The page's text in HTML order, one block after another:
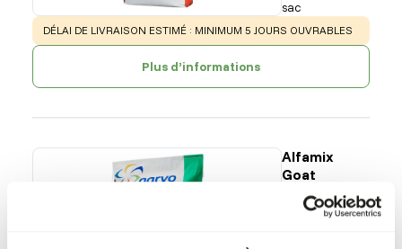
sac
WARNING
DÉLAI DE LIVRAISON ESTIMÉ : MINIMUM 5 JOURS OUVRABLES
Plus d’informations
Alfamix
Goat
GA749